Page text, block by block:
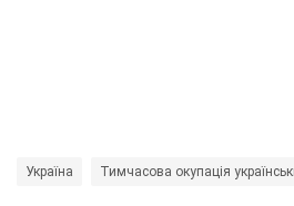
Україна Тимчасова окупація